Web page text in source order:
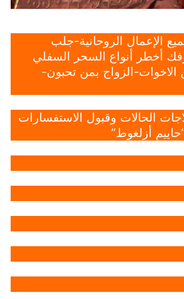
الإعمال الروحانية-جلب
أخطر أنواع السحر السفلي
الزواج بمن تحبون-
الحالات وقبول الاستفسارات
أزلغوط”